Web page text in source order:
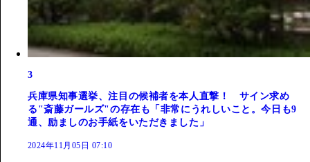
3
兵庫県知事選挙、注目の候補者を本人直撃！ サイン求め
る"斎藤ガールズ"の存在も「非常にうれしいこと。今日も9
通、励ましのお手紙をいただきました」
2024年11月05日 07:10